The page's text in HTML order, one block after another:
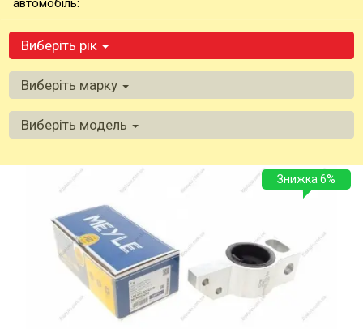
автомобіль:
Виберіть рік
Виберіть марку
Виберіть модель
Знижка 6%